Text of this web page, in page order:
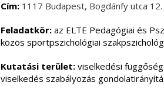
Cím:1117 Budapest, Bogdánfy utca 12.
Feladatkör: az ELTE Pedagógiai és
közös sportpszichológiai
Kutatási terület: viselkedési
viselkedés szabályozás